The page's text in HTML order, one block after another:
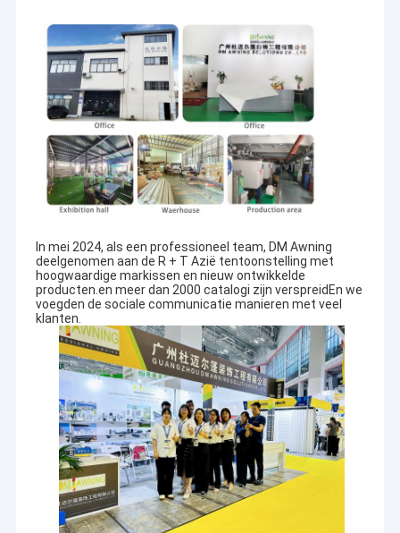
In mei 2024, als een professioneel team, DM Awning
deelgenomen aan de R + T Azië tentoonstelling met
hoogwaardige markissen en nieuw ontwikkelde
producten.en meer dan 2000 catalogi zijn verspreidEn we
voegden de sociale communicatie manieren met veel
klanten.